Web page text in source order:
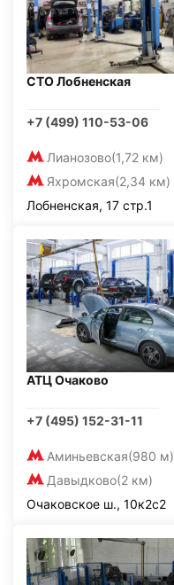
СТО Лобненская
+7 (499) 110-53-06
Лианозово(1,72 км)
Яхромская(2,34 км)
Лобненская, 17 стр.1
АТЦ Очаково
+7 (495) 152-31-11
Аминьевская(980 м)
Давыдково(2 км)
Очаковское ш., 10к2с2